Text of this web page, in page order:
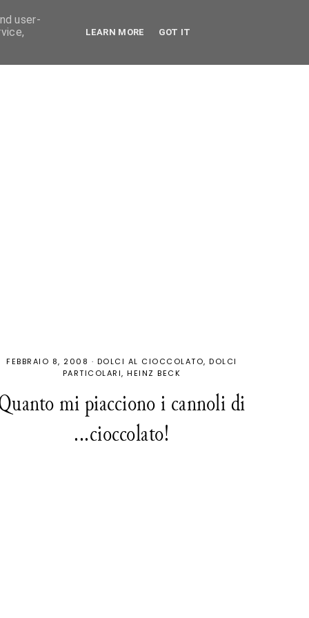
FEBBRAIO 8, 2008 · DOLCI AL CIOCCOLATO DOLCI
PARTICOLARI HEINZ BECK
mi piacciono i cannoli di
...cioccolato!
user-
LEARN MORE GOT IT